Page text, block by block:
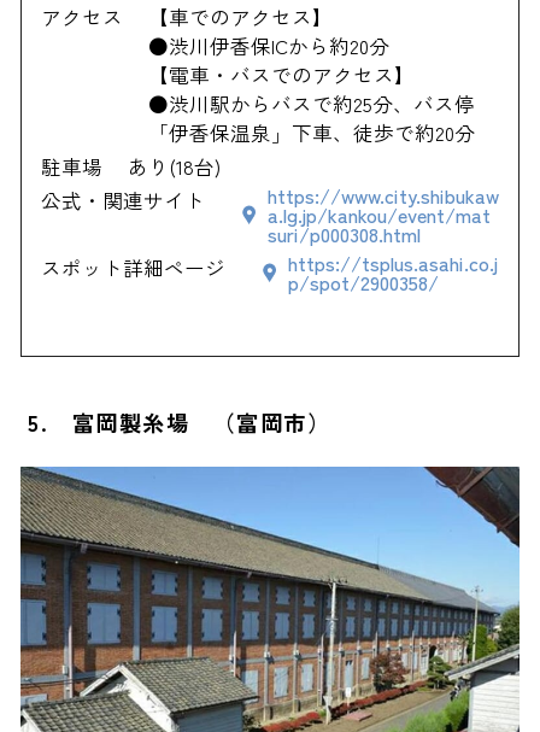
アクセス
【車でのアクセス】
●渋川伊香保ICから約20分
【電車・バスでのアクセス】
●渋川駅からバスで約25分、バス停
「伊香保温泉」下車、徒歩で約20分
駐車場
あり(18台)
公式・関連サイト
https://www.city.shibukaw
a.lg.jp/kankou/event/mat
suri/p000308.html
スポット詳細ページ
https://tsplus.asahi.co.j
p/spot/2900358/
5. 富岡製糸場 （富岡市）